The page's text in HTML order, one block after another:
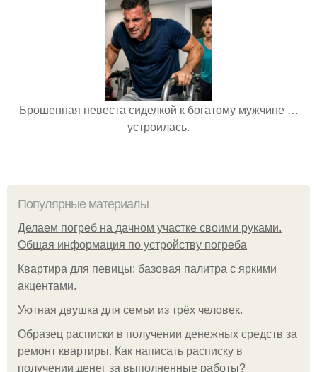
Брошенная невеста сиделкой к богатому мужчине …
устроилась.
Популярные материалы
Делаем погреб на дачном участке своими руками.
Общая информация по устройству погреба
Квартира для певицы: базовая палитра с яркими
акцентами.
Уютная двушка для семьи из трёх человек.
Образец расписки в получении денежных средств за
ремонт квартиры. Как написать расписку в
получении денег за выполненные работы?